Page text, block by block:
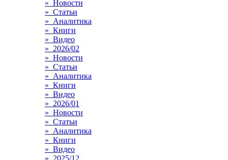
» Новости
» Статьи
» Аналитика
» Книги
» Видео
» 2026/02
» Новости
» Статьи
» Аналитика
» Книги
» Видео
» 2026/01
» Новости
» Статьи
» Аналитика
» Книги
» Видео
» 2025/12